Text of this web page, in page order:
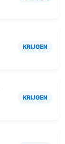
KRIJGEN
KRIJGEN